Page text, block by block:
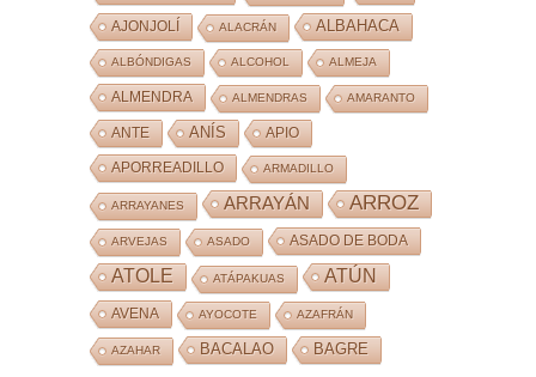
AJONJOLÍ ALACRÁN ALBAHACA
ALBÓNDIGAS ALCOHOL ALMEJA
ALMENDRA ALMENDRAS AMARANTO
ANTE ANÍS APIO
APORREADILLO ARMADILLO
ARRAYANES ARRAYÁN ARROZ
ARVEJAS ASADO ASADO DE BODA
ATOLE ATÁPAKUAS ATÚN
AVENA AYOCOTE AZAFRÁN
AZAHAR BACALAO BAGRE